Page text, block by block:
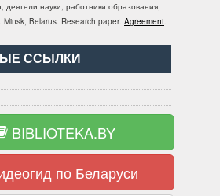
деятели науки, работники образования,
Minsk, Belarus. Research paper. Agreement.
ССЫЛКИ
BIBLIOTEKA.BY
по Беларуси